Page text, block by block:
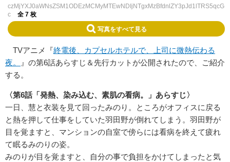
czMjYXJ0aWNsZSM1ODEzMCMyMTEwNDIjNTgxMzBfdnlZY3pJd1lTRS5qcG
c
全 7 枚
写真をすべて見る
TVアニメ『終電後、カプセルホテルで、上司に微熱伝わる
夜。
』の第6話あらすじ＆先行カットが公開されたので、ご紹介
する。
〈第6話「発熱、染み込む、素肌の看病。」あらすじ〉
一日、慧と衣装を見て回ったみのり。ところがオフィスに戻る
と熱を押して仕事をしていた羽田野が倒れてしまう。羽田野が
目を覚ますと、マンションの自室で傍らには看病を終えて疲れ
て眠るみのりの姿。
みのりが目を覚ますと、自分の事で負担をかけてしまったと気